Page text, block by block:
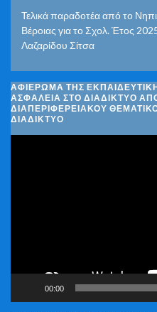
Τελικά παραδοτέα από το
Βέροιας για το Σχολ. Έτος
Λαζαρίδου Σίτσα
ΑΦΙΈΡΩΜΑ ΤΗΣ
ΑΣΦΆΛΕΙΑ ΣΤΟ ΔΙΑΔΊΚΤΥΟ
ΔΙΑΠΕΡΙΦΕΡΕΙΑΚΟΎ
ΔΙΑΔΊΚΤΥΟ
00:00